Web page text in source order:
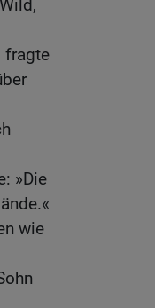
fragte
»Die
wie